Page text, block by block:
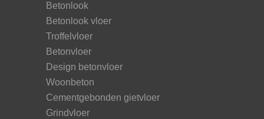
Betonlook
Betonlook vloer
Troffelvloer
Betonvloer
Design betonvloer
Woonbeton
Cementgebonden gietvloer
Grindvloer